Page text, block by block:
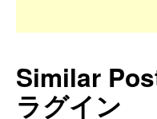
Similar
ラグイン